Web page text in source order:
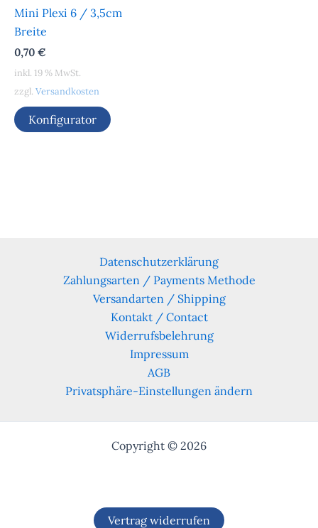
Mini Plexi 6 / 3,5cm
Breite
0,70 €
inkl. 19 % MwSt.
zzgl. Versandkosten
Konfigurator
Datenschutzerklärung
Zahlungsarten / Payments Methode
Versandarten / Shipping
Kontakt / Contact
Widerrufsbelehrung
Impressum
AGB
Privatsphäre-Einstellungen ändern
Copyright © 2026
Vertrag widerrufen